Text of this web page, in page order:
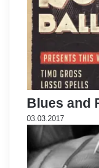
Blues and
03.03.2017